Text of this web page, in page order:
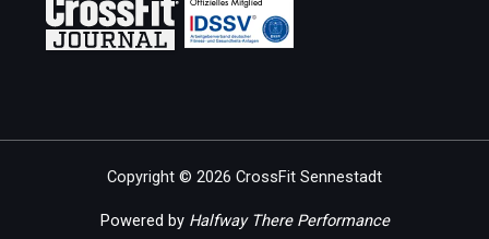
Copyright © 2026 CrossFit Sennestadt
Powered by Halfway There Performance